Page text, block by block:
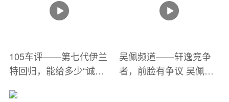
105车评——第七代伊兰
特回归，能给多少“诚
吴佩频道——轩逸竞争
者，前脸有争议 吴佩今